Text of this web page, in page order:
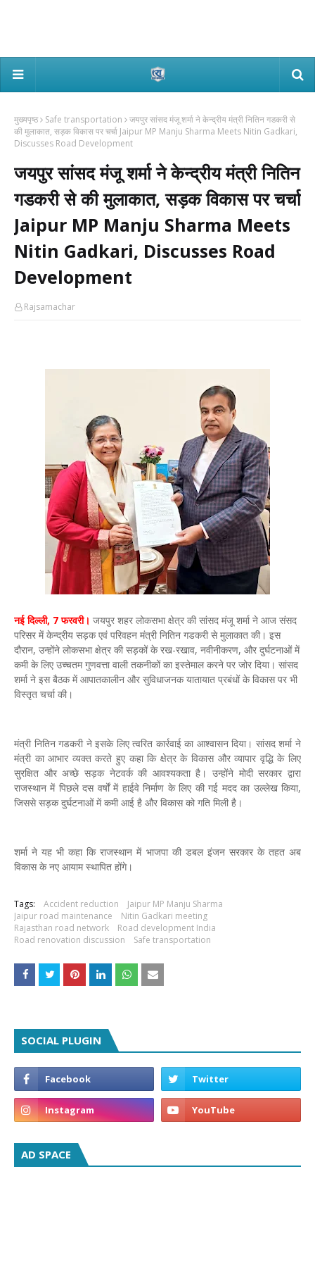
मुख्यपृष्ठ Safe transportation
जयपुर सांसद मंजू शर्मा ने केन्द्रीय मंत्री नितिन गडकरी से
की मुलाकात, सड़क विकास पर चर्चा Jaipur MP Manju Sharma Meets Nitin Gadkari,
Discusses Road Development
जयपुर सांसद मंजू शर्मा ने केन्द्रीय मंत्री नितिन
गडकरी से की मुलाकात, सड़क विकास पर चर्चा
Jaipur MP Manju Sharma Meets
Nitin Gadkari, Discusses Road
Development
Rajsamachar
नई दिल्ली, 7 फरवरी। जयपुर शहर लोकसभा क्षेत्र की सांसद मंजू शर्मा ने आज संसद
परिसर में केन्द्रीय सड़क एवं परिवहन मंत्री नितिन गडकरी से मुलाकात की। इस
दौरान, उन्होंने लोकसभा क्षेत्र की सड़कों के रख-रखाव, नवीनीकरण, और दुर्घटनाओं में
कमी के लिए उच्चतम गुणवत्ता वाली तकनीकों का इस्तेमाल करने पर जोर दिया। सांसद
शर्मा ने इस बैठक में आपातकालीन और सुविधाजनक यातायात प्रबंधों के विकास पर भी
विस्तृत चर्चा की।
मंत्री नितिन गडकरी ने इसके लिए त्वरित कार्रवाई का आश्वासन दिया। सांसद शर्मा ने
मंत्री का आभार व्यक्त करते हुए कहा कि क्षेत्र के विकास और व्यापार वृद्धि के लिए
सुरक्षित और अच्छे सड़क नेटवर्क की आवश्यकता है। उन्होंने मोदी सरकार द्वारा
राजस्थान में पिछले दस वर्षों में हाईवे निर्माण के लिए की गई मदद का उल्लेख किया,
जिससे सड़क दुर्घटनाओं में कमी आई है और विकास को गति मिली है।
शर्मा ने यह भी कहा कि राजस्थान में भाजपा की डबल इंजन सरकार के तहत अब
विकास के नए आयाम स्थापित होंगे।
Tags: Accident reduction
Jaipur MP Manju Sharma
Jaipur road maintenance
Nitin Gadkari meeting
Rajasthan road network
Road development India
Road renovation discussion
Safe transportation
SOCIAL PLUGIN
AD SPACE